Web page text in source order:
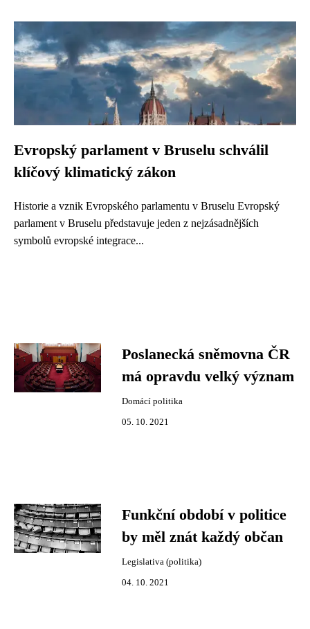
Evropský parlament v Bruselu schválil
klíčový klimatický zákon
Historie a vznik Evropského parlamentu v Bruselu Evropský
parlament v Bruselu představuje jeden z nejzásadnějších
symbolů evropské integrace...
Poslanecká sněmovna ČR
má opravdu velký význam
Domácí politika
05. 10. 2021
Funkční období v politice
by měl znát každý občan
Legislativa (politika)
04. 10. 2021